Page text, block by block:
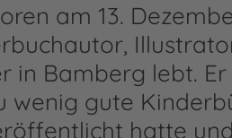
am 13.
in Bamberg lebt.
wenig gute
hatte